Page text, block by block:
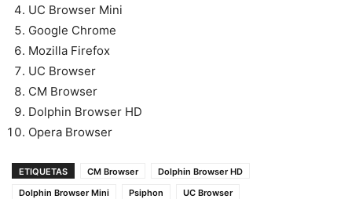
UC Browser Mini
Google Chrome
Mozilla Firefox
UC Browser
CM Browser
Dolphin Browser HD
Opera Browser
ETIQUETAS CM Browser
Dolphin Browser HD
Dolphin Browser Mini
Psiphon
UC Browser